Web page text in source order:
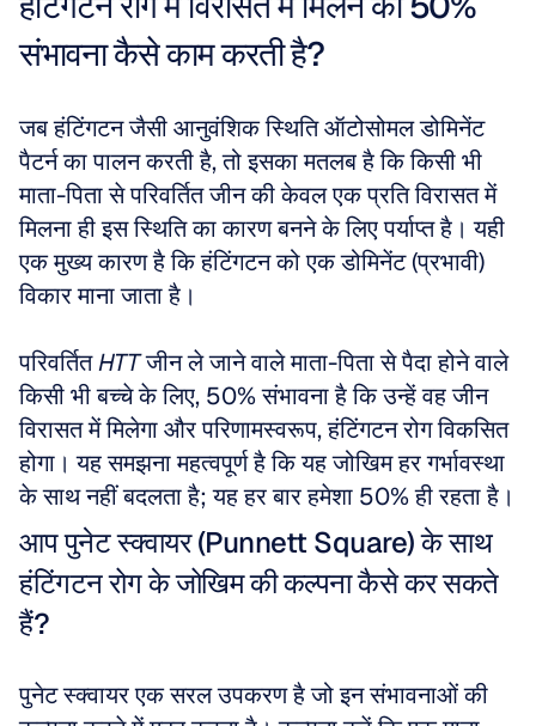
संभावना कैसे काम करती है?
जब हंटिंगटन जैसी आनुवंशिक स्थिति ऑटोसोमल डोमिनेंट
पैटर्न का पालन करती है, तो इसका मतलब है कि किसी भी
माता-पिता से परिवर्तित जीन की केवल एक प्रति विरासत में
मिलना ही इस स्थिति का कारण बनने के लिए पर्याप्त है। यही
एक मुख्य कारण है कि हंटिंगटन को एक डोमिनेंट (प्रभावी)
विकार माना जाता है।
परिवर्तित HTT जीन ले जाने वाले माता-पिता से पैदा होने वाले
किसी भी बच्चे के लिए, 50% संभावना है कि उन्हें वह जीन
विरासत में मिलेगा और परिणामस्वरूप, हंटिंगटन रोग विकसित
होगा। यह समझना महत्वपूर्ण है कि यह जोखिम हर गर्भावस्था
के साथ नहीं बदलता है; यह हर बार हमेशा 50% ही रहता है।
आप पुनेट स्क्वायर (Punnett Square) के साथ
हंटिंगटन रोग के जोखिम की कल्पना कैसे कर सकते
हैं?
पुनेट स्क्वायर एक सरल उपकरण है जो इन संभावनाओं की